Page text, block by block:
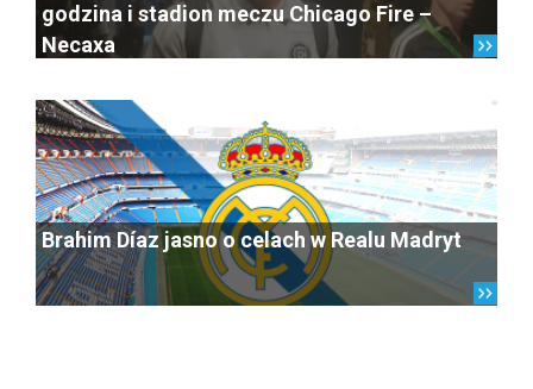
godzina i stadion meczu Chicago Fire –
Necaxa
Brahim Díaz jasno o celach w Realu Madryt